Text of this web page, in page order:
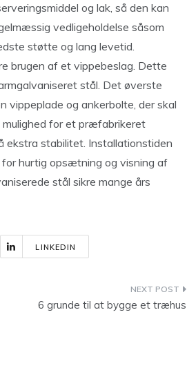
og lak, så den kan
vedligeholdelse såsom
støtte og lang levetid.
brugen af et vippebeslag. Dette
stål. Det øverste
vippeplade og ankerbolte, der skal
for et præfabrikeret
ekstra stabilitet. Installationstiden
for hurtig opsætning og visning af
stål sikre mange års
LINKEDIN
6 grunde til at bygge et træhus